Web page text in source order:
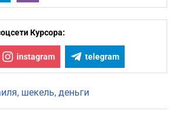
Курсора:
instagram telegram
шекель деньги